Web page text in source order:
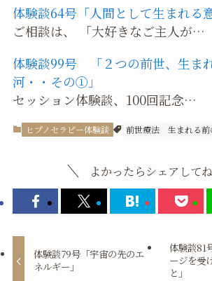
体験談64号「人間として生まれる意
ご相談は、 「大好きなご主人が…
体験談99号 「２つの前世、生ま
河・・その①」
セッション体験談、100回記念…
ヒプノセラピー体験談 前世療法 生まれる
よかったらシェアしてね
体験談79号「宇宙の先のエ
ネルギー」
体験談81
ージを受
と」